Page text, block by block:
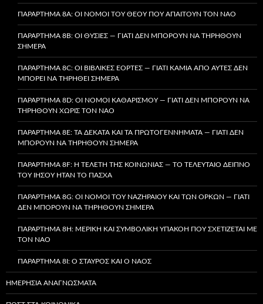
ΠΑΡΆΡΤΗΜΑ 8A: ΟΙ ΝΌΜΟΙ ΤΟΥ ΘΕΟΎ ΠΟΥ ΑΠΑΙΤΟΎΝ ΤΟΝ ΝΑΌ
ΠΑΡΆΡΤΗΜΑ 8B: ΟΙ ΘΥΣΊΕΣ — ΓΙΑΤΊ ΔΕΝ ΜΠΟΡΟΎΝ ΝΑ ΤΗΡΗΘΟΎΝ
ΣΉΜΕΡΑ
ΠΑΡΆΡΤΗΜΑ 8C: ΟΙ ΒΙΒΛΙΚΈΣ ΕΟΡΤΈΣ — ΓΙΑΤΊ ΚΑΜΊΑ ΑΠΌ ΑΥΤΈΣ ΔΕΝ
ΜΠΟΡΕΊ ΝΑ ΤΗΡΗΘΕΊ ΣΉΜΕΡΑ
ΠΑΡΆΡΤΗΜΑ 8D: ΟΙ ΝΌΜΟΙ ΚΑΘΑΡΙΣΜΟΎ — ΓΙΑΤΊ ΔΕΝ ΜΠΟΡΟΎΝ ΝΑ
ΤΗΡΗΘΟΎΝ ΧΩΡΊΣ ΤΟΝ ΝΑΌ
ΠΑΡΆΡΤΗΜΑ 8E: ΤΑ ΔΈΚΑΤΑ ΚΑΙ ΤΑ ΠΡΩΤΟΓΕΝΝΉΜΑΤΑ — ΓΙΑΤΊ ΔΕΝ
ΜΠΟΡΟΎΝ ΝΑ ΤΗΡΗΘΟΎΝ ΣΉΜΕΡΑ
ΠΑΡΆΡΤΗΜΑ 8F: Η ΤΕΛΕΤΉ ΤΗΣ ΚΟΙΝΩΝΊΑΣ — ΤΟ ΤΕΛΕΥΤΑΊΟ ΔΕΊΠΝΟ
ΤΟΥ ΙΗΣΟΎ ΉΤΑΝ ΤΟ ΠΆΣΧΑ
ΠΑΡΆΡΤΗΜΑ 8G: ΟΙ ΝΌΜΟΙ ΤΟΥ ΝΑΖΗΡΑΊΟΥ ΚΑΙ ΤΩΝ ΌΡΚΩΝ — ΓΙΑΤΊ
ΔΕΝ ΜΠΟΡΟΎΝ ΝΑ ΤΗΡΗΘΟΎΝ ΣΉΜΕΡΑ
ΠΑΡΆΡΤΗΜΑ 8H: ΜΕΡΙΚΉ ΚΑΙ ΣΥΜΒΟΛΙΚΉ ΥΠΑΚΟΉ ΠΟΥ ΣΧΕΤΊΖΕΤΑΙ ΜΕ
ΤΟΝ ΝΑΌ
ΠΑΡΆΡΤΗΜΑ 8I: Ο ΣΤΑΥΡΌΣ ΚΑΙ Ο ΝΑΌΣ
ΗΜΕΡΉΣΙΑ ΑΝΑΓΝΏΣΜΑΤΑ